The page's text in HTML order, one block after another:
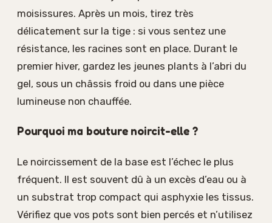
moisissures. Après un mois, tirez très
délicatement sur la tige : si vous sentez une
résistance, les racines sont en place. Durant le
premier hiver, gardez les jeunes plants à l’abri du
gel, sous un châssis froid ou dans une pièce
lumineuse non chauffée.
Pourquoi ma bouture noircit-elle ?
Le noircissement de la base est l’échec le plus
fréquent. Il est souvent dû à un excès d’eau ou à
un substrat trop compact qui asphyxie les tissus.
Vérifiez que vos pots sont bien percés et n’utilisez